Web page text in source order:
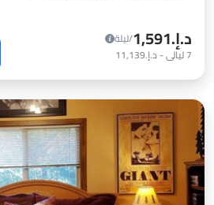
د.إ.‏1,591
/ليلة
7ليالي- د.إ.‏11,139